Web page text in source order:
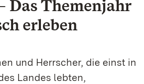
Das Themenjahr
erleben
und Herrscher, die einst in
Landes lebten,